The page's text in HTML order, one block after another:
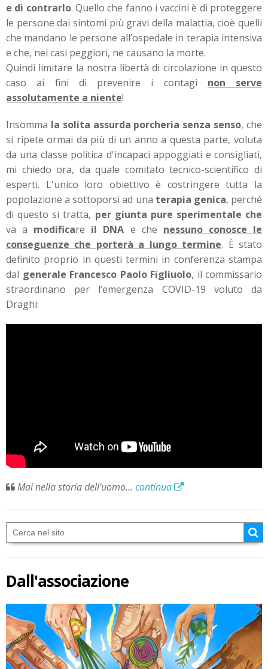
e di contrarlo. Quello che fanno i vaccini è di proteggere
le persone dai sintomi più gravi della malattia, cioè quelli
che mandano le persone all’ospedale in terapia intensiva
e che, nei casi peggiori, ne causano la morte.
Quindi limitare la nostra libertà di circolazione in questo
caso ai fini di prevenire i contagi non serve
assolutamente a niente!
Insomma la solita assurda porcheria senza senso, che
si ripete ormai da più di un anno a questa parte, voluta
da una classe politica d'incapaci appoggiati e consigliati,
mi chiedo ora, da quale comitato tecnico-scientifico di
esperti. L'unico loro obiettivo è costringere tutta la
popolazione a sottoporsi ad una terapia genica, perché
di questo si tratta, per giunta pure sperimentale che
va a modificare il DNA e che nessuno conosce le
conseguenze che porterà a lungo termine. È stato
definito proprio in questi termini in conferenza stampa
dal generale Francesco Paolo Figliuolo, il commissario
straordinario per l’emergenza COVID-19 voluto da
Draghi:
Mai nella storia dell'uomo… continua
Dall'associazione